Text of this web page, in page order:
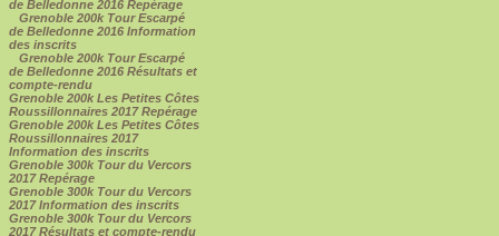
de Belledonne 2016 Repérage
Grenoble 200k Tour Escarpé
de Belledonne 2016 Information
des inscrits
Grenoble 200k Tour Escarpé
de Belledonne 2016 Résultats et
compte-rendu
Grenoble 200k Les Petites Côtes
Roussillonnaires 2017 Repérage
Grenoble 200k Les Petites Côtes
Roussillonnaires 2017
Information des inscrits
Grenoble 300k Tour du Vercors
2017 Repérage
Grenoble 300k Tour du Vercors
2017 Information des inscrits
Grenoble 300k Tour du Vercors
2017 Résultats et compte-rendu